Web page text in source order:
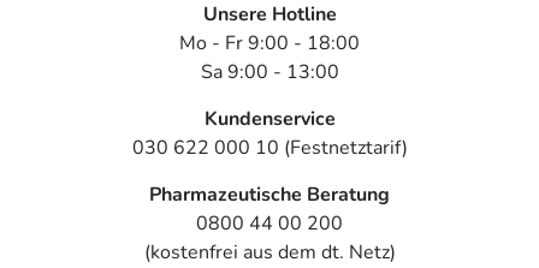
Unsere Hotline
Mo - Fr 9:00 - 18:00
Sa 9:00 - 13:00
Kundenservice
030 622 000 10 (Festnetztarif)
Pharmazeutische Beratung
0800 44 00 200
(kostenfrei aus dem dt. Netz)